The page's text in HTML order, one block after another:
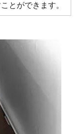
とができます。